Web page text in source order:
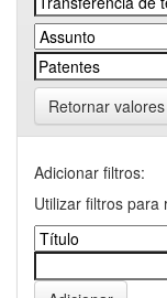
Retornar valores
Adicionar filtros:
Utilizar filtros para